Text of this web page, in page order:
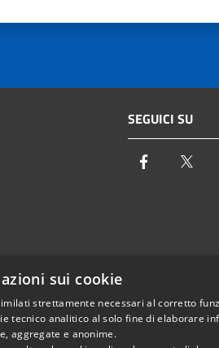
SEGUICI SU
Facebook
delle Pubbliche Amministrazioni
sui cookie
strettamente necessari al corretto
tecnico analitico al solo fine di elaborare
aggregate e anonime.